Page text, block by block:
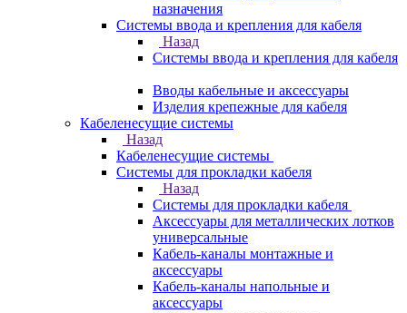
назначения
Системы ввода и крепления для кабеля
Назад
Системы ввода и крепления для кабеля
Вводы кабельные и аксессуары
Изделия крепежные для кабеля
Кабеленесущие системы
Назад
Кабеленесущие системы
Системы для прокладки кабеля
Назад
Системы для прокладки кабеля
Аксессуары для металлических лотков
универсальные
Кабель-каналы монтажные и
аксессуары
Кабель-каналы напольные и
аксессуары